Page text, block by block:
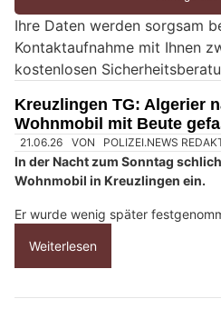
e
i
n
e
n
s
c
?
D
a
Ihre Daten werden sorgsam
Kontaktaufnahme mit Ihnen
kostenlosen
Kreuzlingen TG: Algerier
Wohnmobil mit Beute